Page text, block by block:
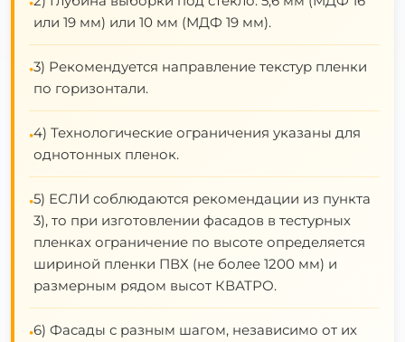
или 19 мм) или 10 мм (МДФ 19 мм).
•3) Рекомендуется направление текстур пленки
по горизонтали.
•4) Технологические ограничения указаны для
однотонных пленок.
•5) ЕСЛИ соблюдаются рекомендации из пункта
3), то при изготовлении фасадов в тестурных
пленках ограничение по высоте определяется
шириной пленки ПВХ (не более 1200 мм) и
размерным рядом высот КВАТРО.
•6) Фасады с разным шагом, независимо от их